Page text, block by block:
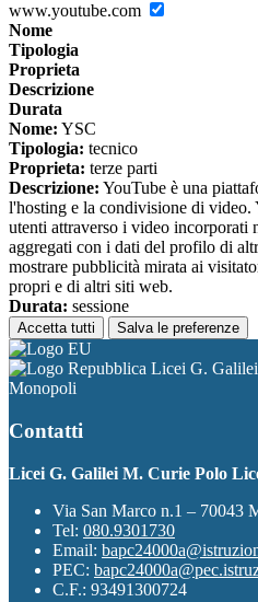
www.youtube.com
Nome
Tipologia
Proprieta
Descrizione
Durata
Nome: YSC
Tipologia: tecnico
Proprieta: terze parti
Descrizione: YouTube è una
l'hosting e la condivisione di video.
utenti attraverso i video incorporati
aggregati con i dati del profilo di
mostrare pubblicità mirata ai
propri e di altri siti web.
Durata: sessione
Accetta tutti Salva le preferenze
Licei G.
Monopoli
Contatti
Licei G. Galilei M. Curie Polo
Via San Marco n.1 – 70043
Tel: 080.9301730
Email:
PEC:
C.F.: 93491300724